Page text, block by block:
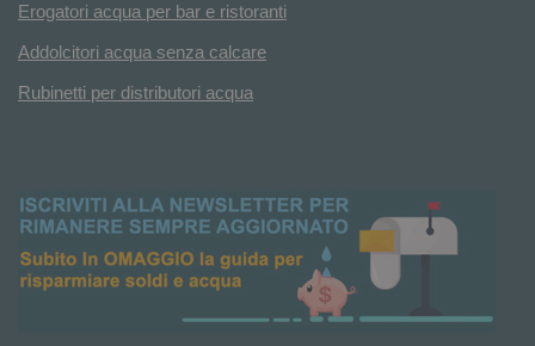
Erogatori acqua per bar e ristoranti
Addolcitori acqua senza calcare
Rubinetti per distributori acqua